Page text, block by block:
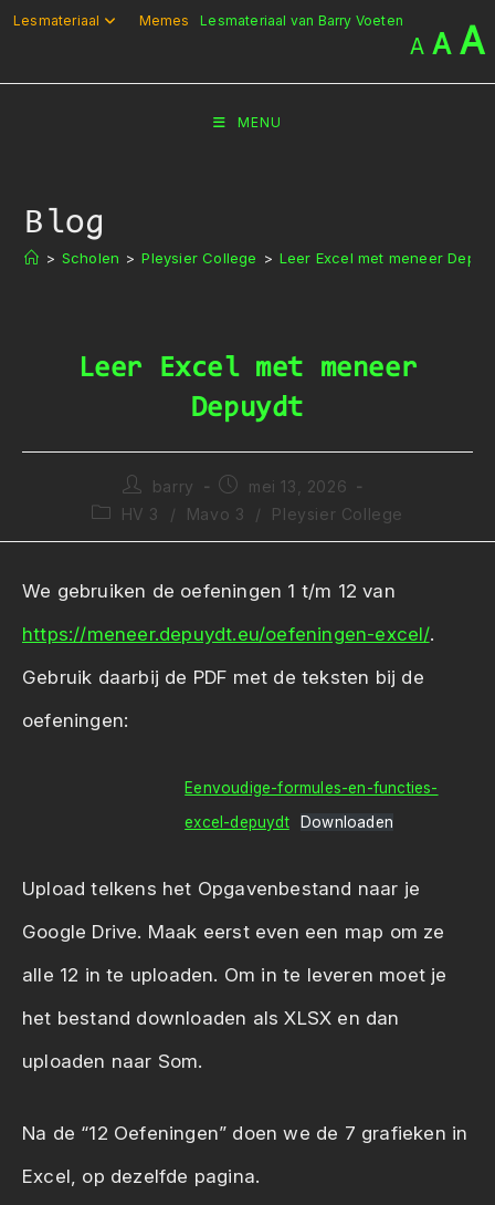
Ga
inhoud
Lesmateriaal Memes Lesmateriaal van Barry Voeten
A A A
MENU
Blog
> Scholen > Pleysier College > Leer Excel met meneer
Leer Excel met meneer
Depuydt
Bericht
auteur:
barry
Bericht
gepubliceerd
op:
mei 13, 2026
Berichtcategorie:
HV 3 / Mavo 3 / Pleysier College
We gebruiken de oefeningen 1 t/m 12 van
https://meneer.depuydt.eu/oefeningen-excel/.
Gebruik daarbij de PDF met de teksten bij de
oefeningen:
Eenvoudige-formules-en-functies-
excel-depuydt
Downloaden
Upload telkens het Opgavenbestand naar je
Google Drive. Maak eerst even een map om ze
alle 12 in te uploaden. Om in te leveren moet je
het bestand downloaden als XLSX en dan
uploaden naar Som.
Na de “12 Oefeningen” doen we de 7 grafieken in
Excel, op dezelfde pagina.